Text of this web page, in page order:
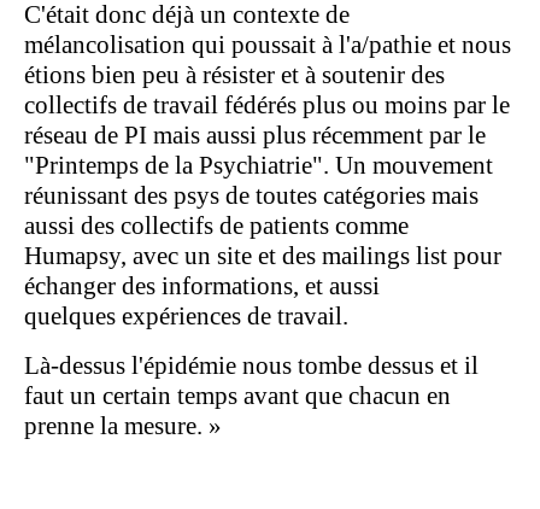
C'était donc déjà un contexte de
mélancolisation qui poussait à l'a/pathie et nous
étions bien peu à résister et à soutenir des
collectifs de travail fédérés plus ou moins par le
réseau de PI mais aussi plus récemment par le
"Printemps de la Psychiatrie". Un mouvement
réunissant des psys de toutes catégories mais
aussi des collectifs de patients comme
Humapsy, avec un site et des mailings list pour
échanger des informations, et aussi
quelques expériences de travail.
Là-dessus l'épidémie nous tombe dessus et il
faut un certain temps avant que chacun en
prenne la mesure. »